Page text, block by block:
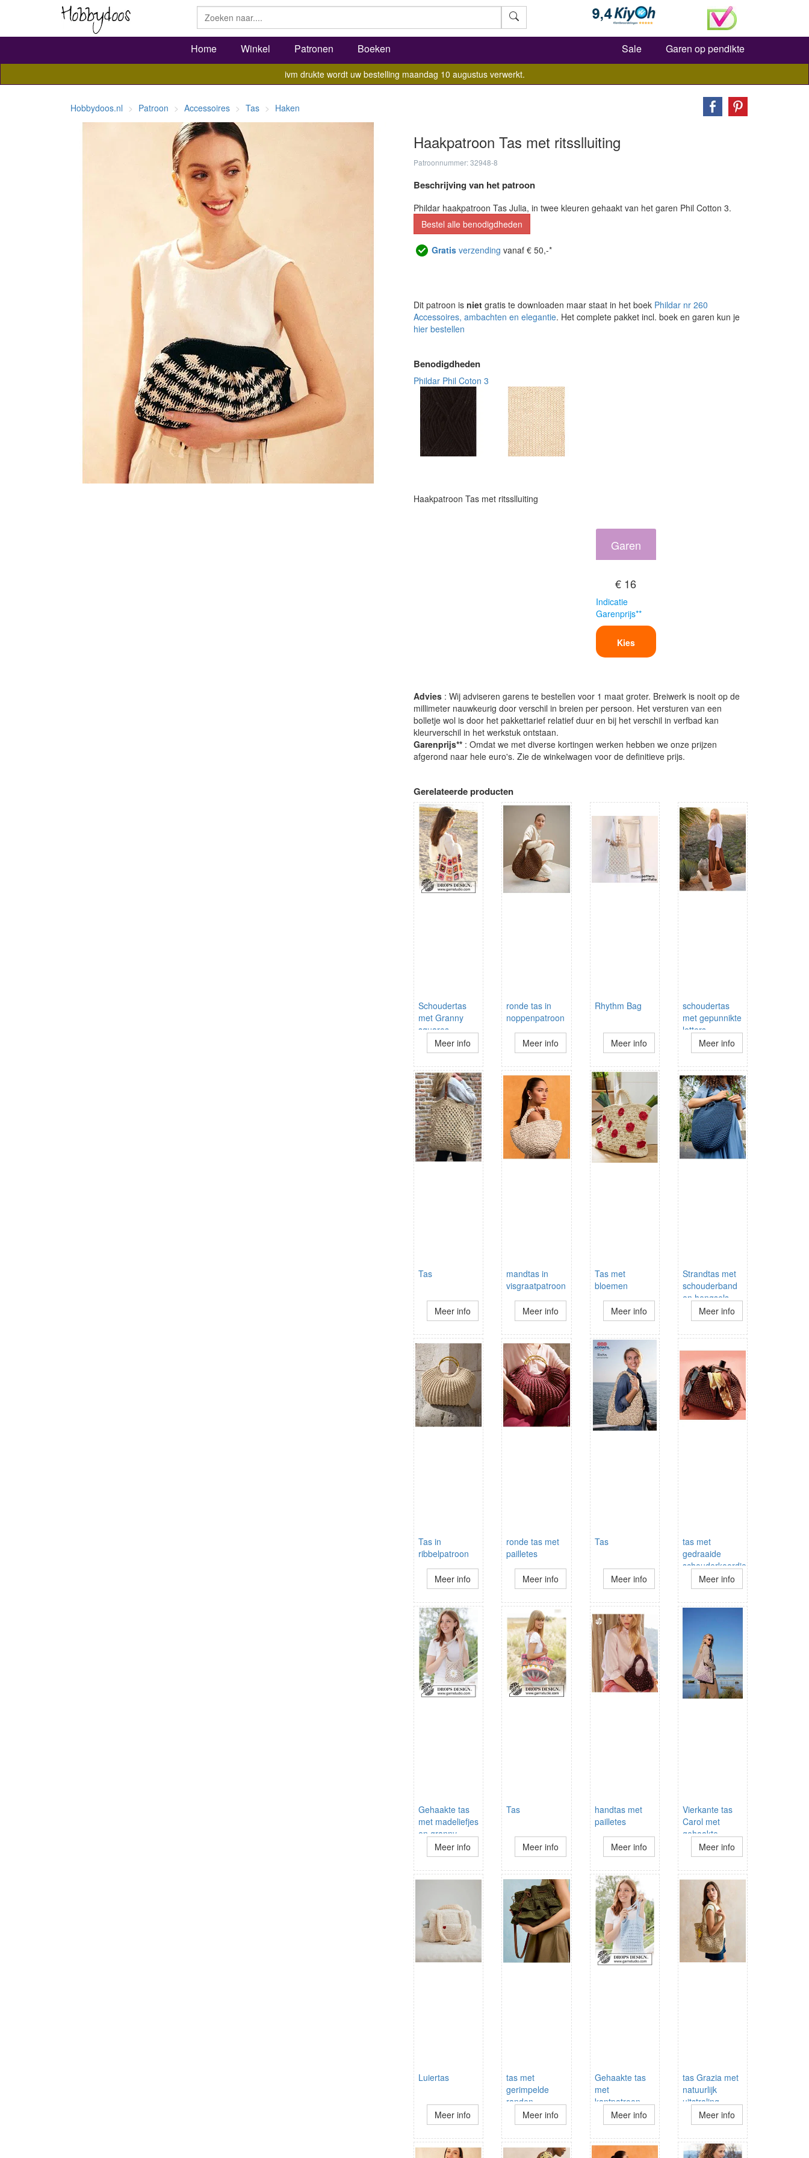
Zoeken
Home Winkel Patronen Boeken Sale Garen op pendikte
ivm drukte wordt uw bestelling maandag 10 augustus verwerkt.
Hobbydoos.nl Patroon Accessoires Tas Haken
Haakpatroon Tas met ritsslluiting
Patroonnummer: 32948-8
Beschrijving van het patroon
Phildar haakpatroon Tas Julia, in twee kleuren gehaakt van het garen Phil Cotton 3.
Bestel alle benodigdheden
Gratis verzending vanaf € 50,-*
Dit patroon is niet gratis te downloaden maar staat in het boek Phildar nr 260
Accessoires, ambachten en elegantie. Het complete pakket incl. boek en garen kun je
hier bestellen
Benodigdheden
Phildar Phil Coton 3
Haakpatroon Tas met ritsslluiting
Garen
€ 16
Indicatie
Garenprijs**
Kies
Advies : Wij adviseren garens te bestellen voor 1 maat groter. Breiwerk is nooit op de
millimeter nauwkeurig door verschil in breien per persoon. Het versturen van een
bolletje wol is door het pakkettarief relatief duur en bij het verschil in verfbad kan
kleurverschil in het werkstuk ontstaan.
Garenprijs** : Omdat we met diverse kortingen werken hebben we onze prijzen
afgerond naar hele euro's. Zie de winkelwagen voor de definitieve prijs.
Gerelateerde producten
Schoudertas
met Granny
squares
Meer info
ronde tas in
noppenpatroon
Meer info
Rhythm Bag
Meer info
schoudertas
met gepunnikte
letters
Meer info
Tas
Meer info
mandtas in
visgraatpatroon
Meer info
Tas met
bloemen
Meer info
Strandtas met
schouderband
en hengsels
Meer info
Tas in
ribbelpatroon
Meer info
ronde tas met
pailletes
Meer info
Tas
Meer info
tas met
gedraaide
schouderkoordjes
Meer info
Gehaakte tas
met madeliefjes
en granny
squares
Meer info
Tas
Meer info
handtas met
pailletes
Meer info
Vierkante tas
Carol met
gehaakte
schouderbanden
Meer info
Luiertas
Meer info
tas met
gerimpelde
randen
Meer info
Gehaakte tas
met
kantpatroon
van stevig
katoen
Meer info
tas Grazia met
natuurlijk
uitstraling
Meer info